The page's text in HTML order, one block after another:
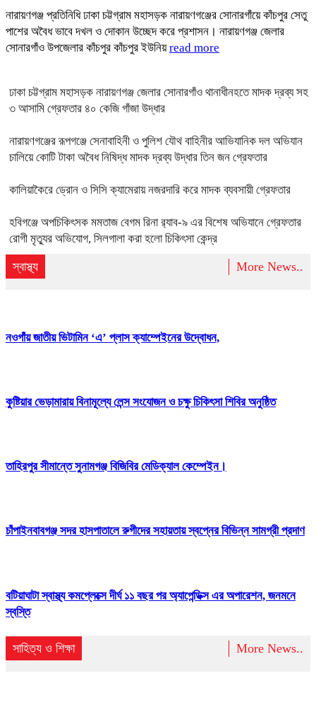
নারায়ণগঞ্জ প্রতিনিধি ঢাকা চট্টগ্রাম মহাসড়ক নারায়ণগঞ্জের সোনারগাঁয়ে কাঁচপুর সেতু
পাশের অবৈধ ভাবে দখল ও দোকান উচ্ছেদ করে প্রশাসন। নারায়ণগঞ্জ জেলার
সোনারগাঁও উপজেলার কাঁচপুর কাঁচপুর ইউনিয়read more
ঢাকা চট্টগ্রাম মহাসড়ক নারায়ণগঞ্জ জেলার সোনারগাঁও থানাধীনহতে মাদক দ্রব্য সহ
৩ আসামি গ্রেফতার ৪০ কেজি গাঁজা উদ্ধার
নারায়ণগঞ্জের রূপগঞ্জে সেনাবাহিনী ও পুলিশ যৌথ বাহিনীর আভিযানিক দল অভিযান
চালিয়ে কোটি টাকা অবৈধ নিষিদ্ধ মাদক দ্রব্য উদ্ধার তিন জন গ্রেফতার
কালিয়াকৈরে ড্রোন ও সিসি ক্যামেরায় নজরদারি করে মাদক ব্যবসায়ী গ্রেফতার
হবিগঞ্জে অপচিকিৎসক মমতাজ বেগম রিনা র‍্যাব-৯ এর বিশেষ অভিযানে গ্রেফতার
রোগী মৃত্যুর অভিযোগ, সিলগালা করা হলো চিকিৎসা কেন্দ্র
স্বাস্থ্য More News..
নওগাঁয় জাতীয় ভিটামিন ‘এ’ প্লাস ক্যাম্পেইনের উদ্বোধন,
কুষ্টিয়ার ভেড়ামারায় বিনামূল্যে লেন্স সংযোজন ও চক্ষু চিকিৎসা শিবির অনুষ্ঠিত
তাহিরপুর সীমান্তে সুনামগঞ্জ বিজিবির মেডিক্যাল কেম্পেইন।
চাঁপাইনবাবগঞ্জ সদর হাসপাতালে রুগীদের সহায়তায় স্বপ্নের বিভিন্ন সামগ্রী প্রদাণ
বটিয়াঘাটা স্বাস্থ্য কমপ্লেক্সে দীর্ঘ ১১ বছর পর অ্যাপেন্ডিক্স এর অপারেশন, জনমনে
স্বস্তি
সাহিত্য ও শিক্ষা More News..